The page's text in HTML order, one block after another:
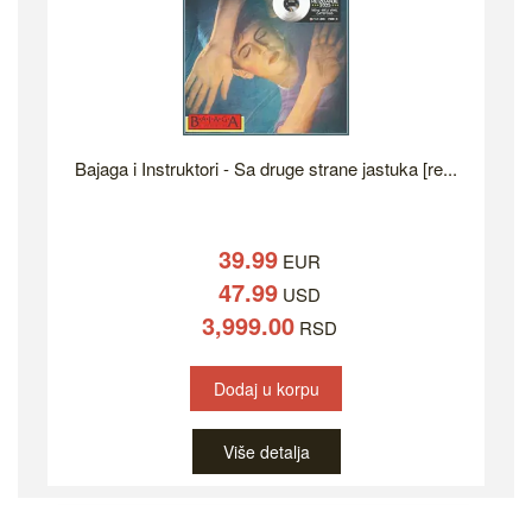
Bajaga i Instruktori - Sa druge strane jastuka [re...
39.99EUR
47.99USD
3,999.00RSD
Dodaj u korpu
Više detalja